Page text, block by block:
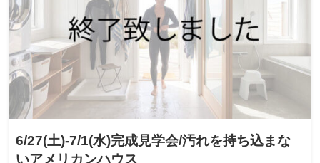
6/27(土)-7/1(水)完成見学会/汚れを持ち込まな
いアメリカンハウス